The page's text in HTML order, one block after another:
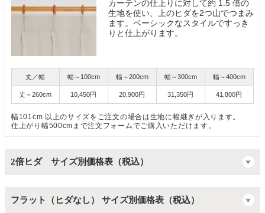
カーテンの仕上りに対して約 1.5 倍の
生地を使い、上のヒダを2つ山でつまみ
ます。ベーシックなスタイルですっき
りと仕上がります。
丈／幅
丈～260cm
幅～100cm
10,450円
幅～200cm
20,900円
幅～300cm
31,350円
幅～400cm
41,800円
幅101cm 以上のサイズをご注文の場合は生地に幅継ぎが入ります。
仕上がり幅500cmまで注文フォームでご購入いただけます。
2倍ヒダ サイズ別価格表（税込）
フラット（ヒダなし） サイズ別価格表（税込）